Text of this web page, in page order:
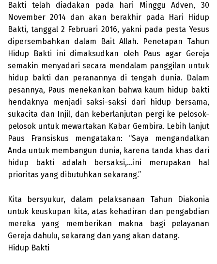
Bakti telah diadakan pada hari Minggu Adven, 30
November 2014 dan akan berakhir pada Hari Hidup
Bakti, tanggal 2 Februari 2016, yakni pada pesta Yesus
dipersembahkan dalam Bait Allah. Penetapan Tahun
Hidup Bakti ini dimaksudkan oleh Paus agar Gereja
semakin menyadari secara mendalam panggilan untuk
hidup bakti dan peranannya di tengah dunia. Dalam
pesannya, Paus menekankan bahwa kaum hidup bakti
hendaknya menjadi saksi-saksi dari hidup bersama,
sukacita dan Injil, dan keberlanjutan pergi ke pelosok-
pelosok untuk mewartakan Kabar Gembira. Lebih lanjut
Paus Fransiskus mengatakan: “Saya mengandalkan
Anda untuk membangun dunia, karena tanda khas dari
hidup bakti adalah bersaksi,…ini merupakan hal
prioritas yang dibutuhkan sekarang.”
Kita bersyukur, dalam pelaksanaan Tahun Diakonia
untuk keuskupan kita, atas kehadiran dan pengabdian
mereka yang memberikan makna bagi pelayanan
Gereja dahulu, sekarang dan yang akan datang.
Hidup Bakti